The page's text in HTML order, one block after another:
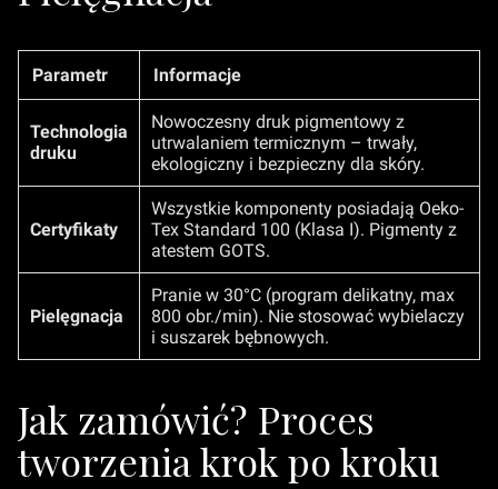
Parametr Informacje
Technologia
druku
Nowoczesny druk pigmentowy z
utrwalaniem termicznym – trwały,
ekologiczny i bezpieczny dla skóry.
Certyfikaty
Wszystkie komponenty posiadają Oeko-
Tex Standard 100 (Klasa I). Pigmenty z
atestem GOTS.
Pielęgnacja
Pranie w 30°C (program delikatny, max
800 obr./min). Nie stosować wybielaczy
i suszarek bębnowych.
Jak zamówić? Proces
tworzenia krok po kroku